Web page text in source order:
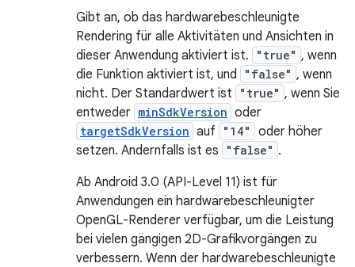
Gibt an, ob das hardwarebeschleunigte
Rendering für alle Aktivitäten und Ansichten in
dieser Anwendung aktiviert ist.
"true" , wenn
die Funktion aktiviert ist, und
"false" , wenn
nicht. Der Standardwert ist
"true" , wenn Sie
entweder minSdkVersion oder
targetSdkVersion auf "14"
oder höher
setzen. Andernfalls ist es
"false" .
Ab Android 3.0 (API-Level 11) ist für
Anwendungen ein hardwarebeschleunigter
OpenGL-Renderer verfügbar, um die Leistung
bei vielen gängigen 2D-Grafikvorgängen zu
verbessern. Wenn der hardwarebeschleunigte